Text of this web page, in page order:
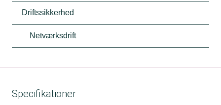
Driftssikkerhed
Netværksdrift
Specifikationer